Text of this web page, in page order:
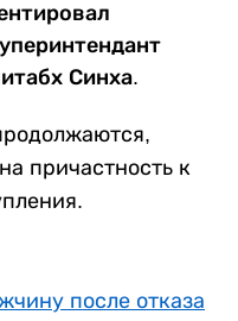
Синха.
причастность к
после отказа